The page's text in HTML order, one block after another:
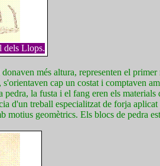
dels Llops.
més altura, representen el primer
cap un costat i comptaven
la fusta i el fang eren els materials
d'un treball especialitzat de forja
motius geomètrics. Els blocs de pedra